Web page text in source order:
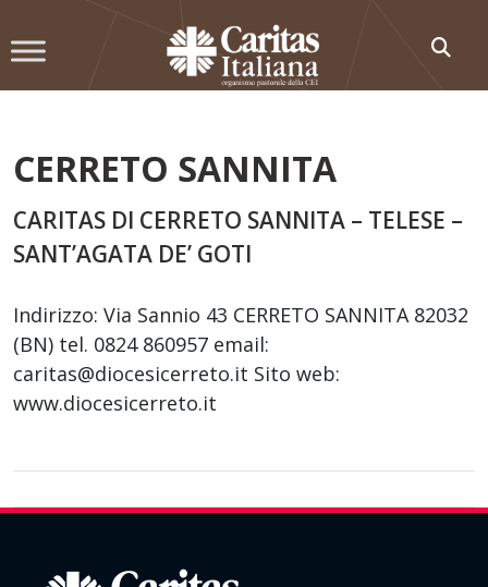
to
CERRETO SANNITA
CARITAS DI CERRETO SANNITA – TELESE –
SANT’AGATA DE’ GOTI
Indirizzo: Via Sannio 43 CERRETO SANNITA 82032
(BN) tel. 0824 860957 email:
caritas@diocesicerreto.it Sito web:
www.diocesicerreto.it